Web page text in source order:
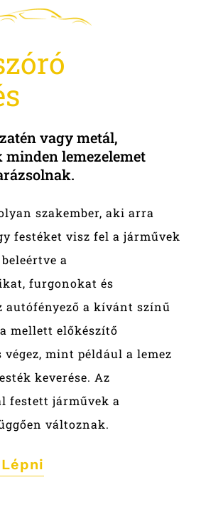
vagy metál,
lemezelemet
szakember, aki arra
festéket visz fel a járművek
a
furgonokat és
autófényező a kívánt színű
mellett előkészítő
mint például a lemez
keverése. Az
festett járművek a
változnak.